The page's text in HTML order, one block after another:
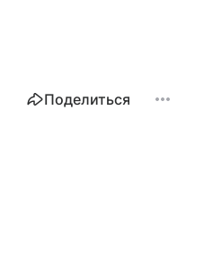
Поделиться